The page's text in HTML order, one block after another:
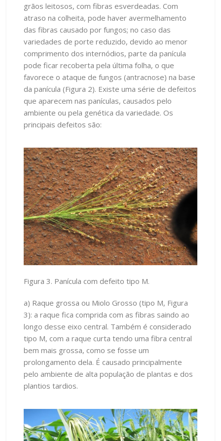
grãos leitosos, com fibras esverdeadas. Com
atraso na colheita, pode haver avermelhamento
das fibras causado por fungos; no caso das
variedades de porte reduzido, devido ao menor
comprimento dos internódios, parte da panícula
pode ficar recoberta pela última folha, o que
favorece o ataque de fungos (antracnose) na base
da panícula (Figura 2). Existe uma série de defeitos
que aparecem nas panículas, causados pelo
ambiente ou pela genética da variedade. Os
principais defeitos são:
Figura 3. Panícula com defeito tipo M.
a) Raque grossa ou Miolo Grosso (tipo M, Figura
3): a raque fica comprida com as fibras saindo ao
longo desse eixo central. Também é considerado
tipo M, com a raque curta tendo uma fibra central
bem mais grossa, como se fosse um
prolongamento dela. É causado principalmente
pelo ambiente de alta população de plantas e dos
plantios tardios.